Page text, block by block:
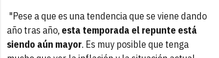
"Pese a que es una tendencia que se viene dando
año tras año,esta temporada el repunte está
siendo aún mayor. Es muy posible que tenga